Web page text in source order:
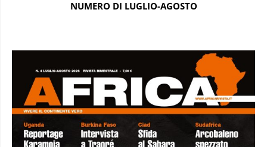
NUMERO DI LUGLIO-AGOSTO